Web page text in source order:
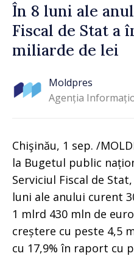
În 8 luni ale
Fiscal de Stat a
miliarde de lei
Moldpres
Agenția
Chişinău, 1 sep. /
la Bugetul public
Serviciul Fiscal de
luni ale anului curent
1 mlrd 430 mln de
creștere cu peste 4,5
cu 17,9% în raport cu